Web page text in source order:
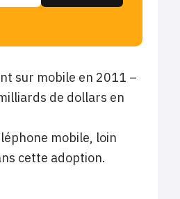
sur mobile en 2011 –
de dollars en
mobile, loin
cette adoption.